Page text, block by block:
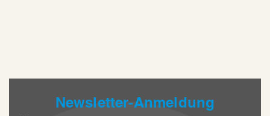
Newsletter-Anmeldung